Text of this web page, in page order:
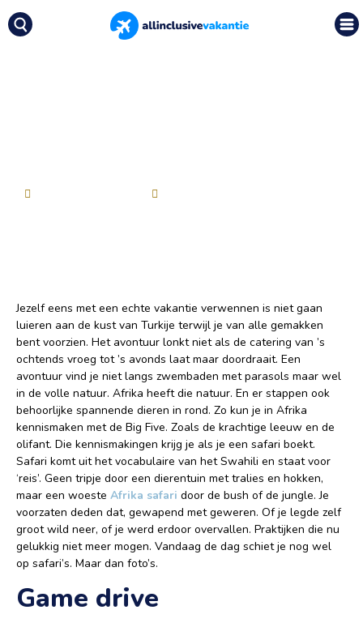
Jezelf eens met een echte vakantie verwennen is niet gaan
luieren aan de kust van Turkije terwijl je van alle gemakken
bent voorzien. Het avontuur lonkt niet als de catering van ’s
ochtends vroeg tot ’s avonds laat maar doordraait. Een
avontuur vind je niet langs zwembaden met parasols maar wel
in de volle natuur. Afrika heeft die natuur. En er stappen ook
behoorlijke spannende dieren in rond. Zo kun je in Afrika
kennismaken met de Big Five. Zoals de krachtige leeuw en de
olifant. Die kennismakingen krijg je als je een safari boekt.
Safari komt uit het vocabulaire van het Swahili en staat voor
‘reis’. Geen tripje door een dierentuin met tralies en hokken,
maar een woeste Afrika safari door de bush of de jungle. Je
voorzaten deden dat, gewapend met geweren. Of je legde zelf
groot wild neer, of je werd erdoor overvallen. Praktijken die nu
gelukkig niet meer mogen. Vandaag de dag schiet je nog wel
op safari’s. Maar dan foto’s.
Game drive